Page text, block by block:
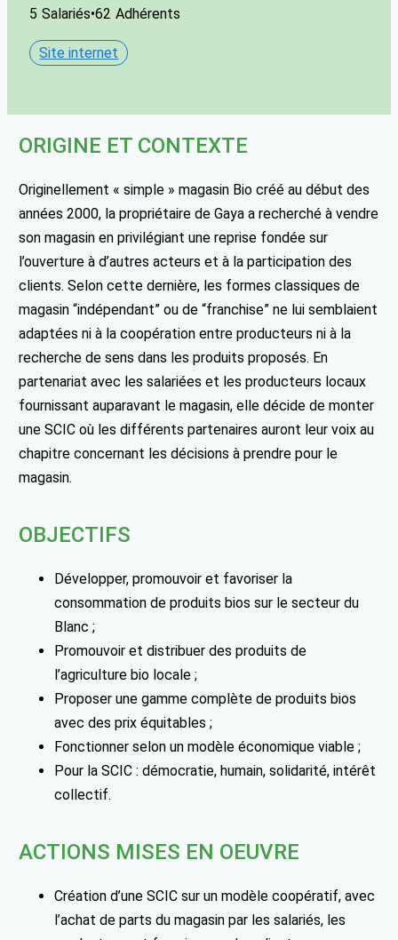
5 Salariés•62 Adhérents
Site internet
ORIGINE ET CONTEXTE
Originellement « simple » magasin Bio créé au début des
années 2000, la propriétaire de Gaya a recherché à vendre
son magasin en privilégiant une reprise fondée sur
l’ouverture à d’autres acteurs et à la participation des
clients. Selon cette dernière, les formes classiques de
magasin “indépendant” ou de “franchise” ne lui semblaient
adaptées ni à la coopération entre producteurs ni à la
recherche de sens dans les produits proposés. En
partenariat avec les salariées et les producteurs locaux
fournissant auparavant le magasin, elle décide de monter
une SCIC où les différents partenaires auront leur voix au
chapitre concernant les décisions à prendre pour le
magasin.
OBJECTIFS
Développer, promouvoir et favoriser la
consommation de produits bios sur le secteur du
Blanc ;
Promouvoir et distribuer des produits de
l’agriculture bio locale ;
Proposer une gamme complète de produits bios
avec des prix équitables ;
Fonctionner selon un modèle économique viable ;
Pour la SCIC : démocratie, humain, solidarité, intérêt
collectif.
ACTIONS MISES EN OEUVRE
Création d’une SCIC sur un modèle coopératif, avec
l’achat de parts du magasin par les salariés, les